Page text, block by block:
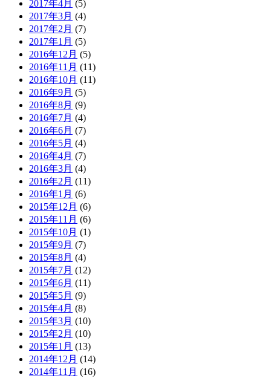
2017年4月 (5)
2017年3月 (4)
2017年2月 (7)
2017年1月 (5)
2016年12月 (5)
2016年11月 (11)
2016年10月 (11)
2016年9月 (5)
2016年8月 (9)
2016年7月 (4)
2016年6月 (7)
2016年5月 (4)
2016年4月 (7)
2016年3月 (4)
2016年2月 (11)
2016年1月 (6)
2015年12月 (6)
2015年11月 (6)
2015年10月 (1)
2015年9月 (7)
2015年8月 (4)
2015年7月 (12)
2015年6月 (11)
2015年5月 (9)
2015年4月 (8)
2015年3月 (10)
2015年2月 (10)
2015年1月 (13)
2014年12月 (14)
2014年11月 (16)